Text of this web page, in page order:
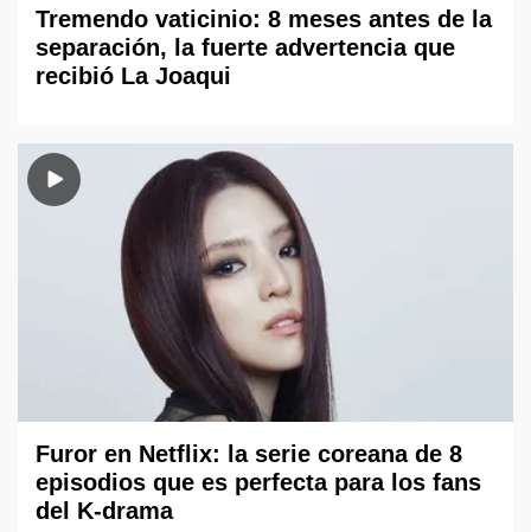
Tremendo vaticinio: 8 meses antes de la
separación, la fuerte advertencia que
recibió La Joaqui
Furor en Netflix: la serie coreana de 8
episodios que es perfecta para los fans
del K-drama